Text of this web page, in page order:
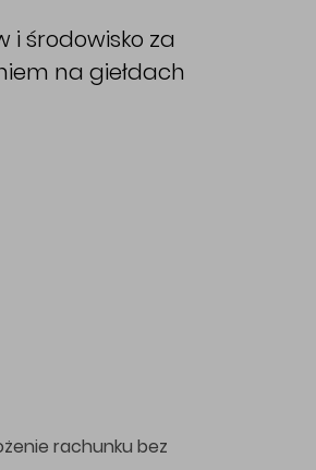
środowisko za
na giełdach
rachunku bez